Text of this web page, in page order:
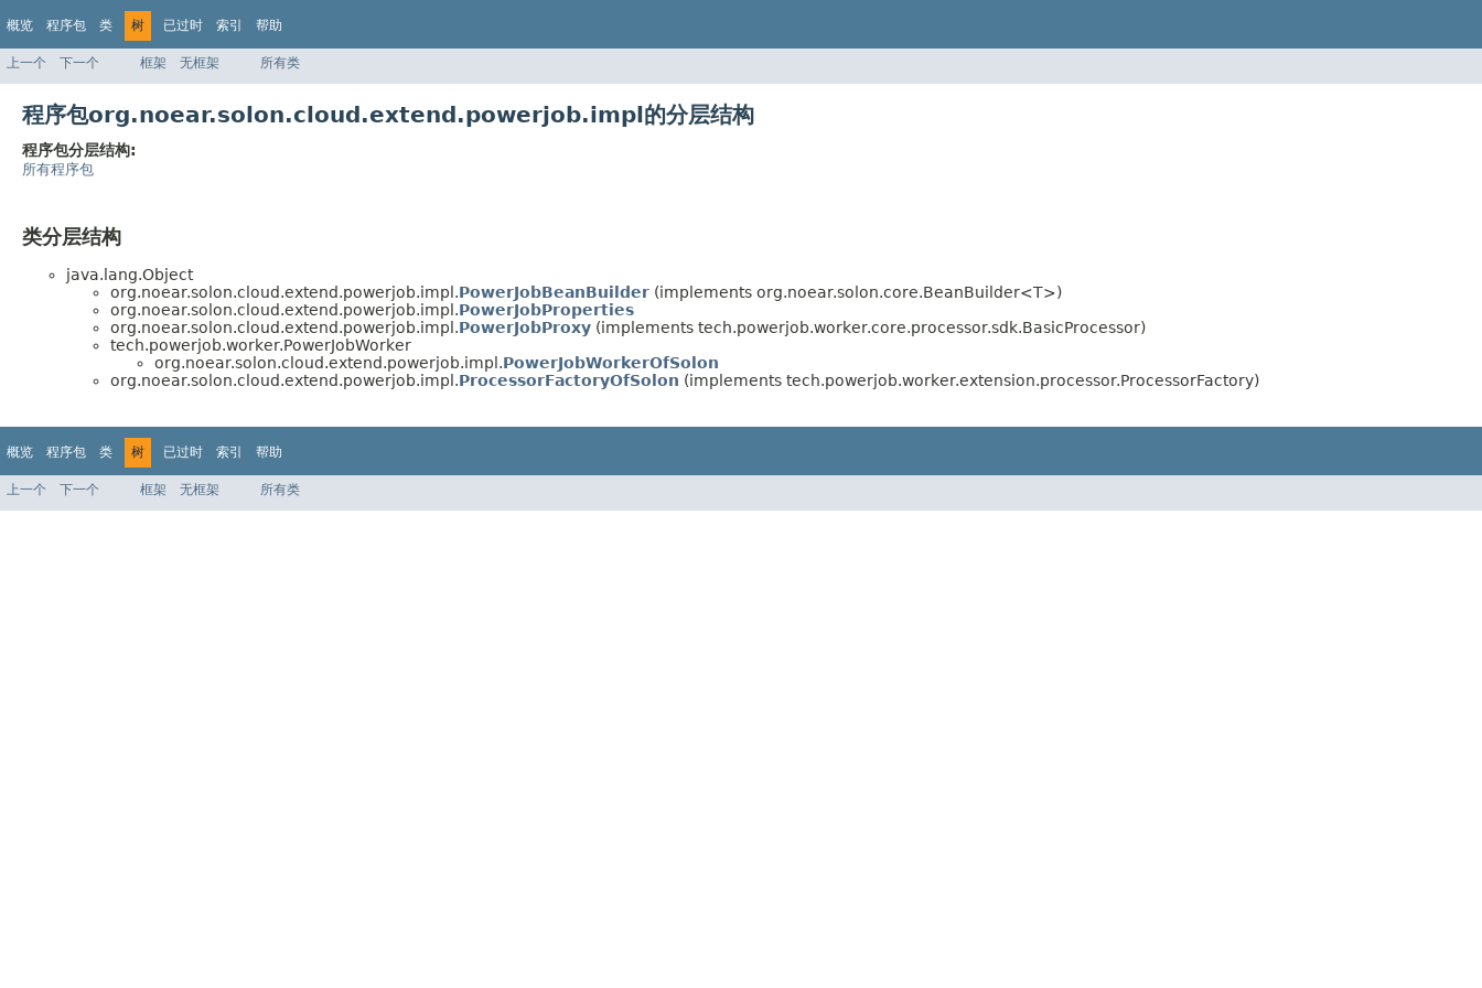
概览 程序包 类 树 已过时 索引 帮助
上一个 下一个 框架 无框架 所有类
程序包org.noear.solon.cloud.extend.powerjob.impl的分层结构
程序包分层结构:
所有程序包
类分层结构
java.lang.Object
org.noear.solon.cloud.extend.powerjob.impl.PowerJobBeanBuilder (implements org.noear.solon.core.BeanBuilder<T>)
org.noear.solon.cloud.extend.powerjob.impl.PowerJobProperties
org.noear.solon.cloud.extend.powerjob.impl.PowerJobProxy (implements tech.powerjob.worker.core.processor.sdk.BasicProcessor)
tech.powerjob.worker.PowerJobWorker
org.noear.solon.cloud.extend.powerjob.impl.PowerJobWorkerOfSolon
org.noear.solon.cloud.extend.powerjob.impl.ProcessorFactoryOfSolon (implements tech.powerjob.worker.extension.processor.ProcessorFactory)
概览 程序包 类 树 已过时 索引 帮助
上一个 下一个 框架 无框架 所有类